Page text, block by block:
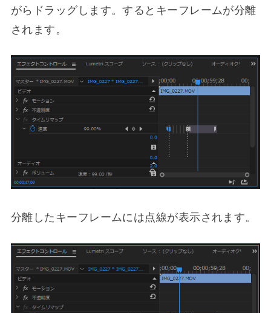
がらドラッグします。するとキーフレームが分離
されます。
分離したキーフレームには点線が表示されます。